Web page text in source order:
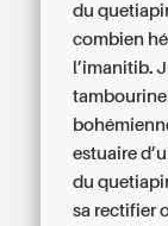
du
combien
l’imanitib.
estuaire
du
sa rectifier